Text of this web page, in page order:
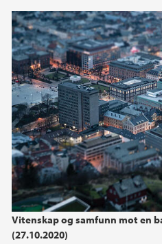
Vitenskap og samfunn mot en
(27.10.2020)